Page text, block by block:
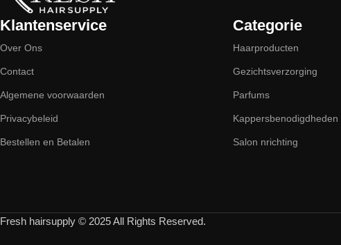
Klantenservice
Over Ons
Contact
Algemene voorwaarden
Privacybeleid
Bestellen en Betalen
Categorie
Haarproducten
Gezichtsverzorging
Parfums
Kappersbenodigdheden
Salon nrichting
Fresh hairsupply © 2025 All Rights Reserved.